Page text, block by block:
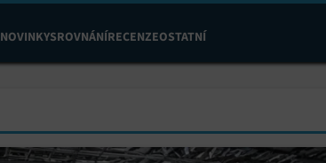
NOVINKYSROVNÁNÍRECENZEOSTATNÍ